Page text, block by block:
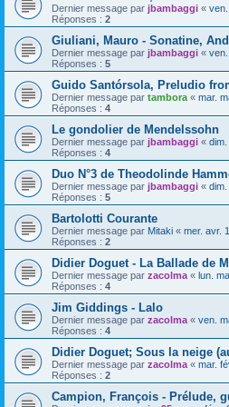
Dernier message par jbambaggi «
Réponses : 2
Giuliani, Mauro - Sonatine,
Dernier message par jbambaggi «
Réponses : 5
Guido Santórsola, Preludio
Dernier message par tambora « mar.
Réponses : 4
Le gondolier de Mendelssohn
Dernier message par jbambaggi «
Réponses : 4
Duo N°3 de Theodolinde
Dernier message par jbambaggi «
Réponses : 5
Bartolotti Courante
Dernier message par Mitaki « mer. avr.
Réponses : 2
Didier Doguet - La Ballade de
Dernier message par zacolma « lun.
Réponses : 4
Jim Giddings - Lalo
Dernier message par zacolma « ven.
Réponses : 4
Didier Doguet; Sous la neige
Dernier message par zacolma « mar.
Réponses : 2
Campion, François - Prélude,